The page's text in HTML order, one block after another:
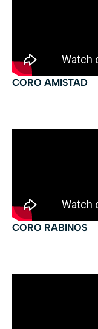
CORO AMISTAD
CORO RABINOS